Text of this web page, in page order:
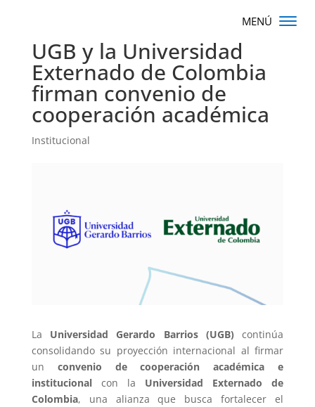
UGB y la Universidad
Externado de Colombia
firman convenio de
cooperación académica
Institucional
La Universidad Gerardo Barrios (UGB) continúa
consolidando su proyección internacional al firmar
un convenio de cooperación académica e
institucionalcon la Universidad Externado de
Colombia, una alianza que busca fortalecer el